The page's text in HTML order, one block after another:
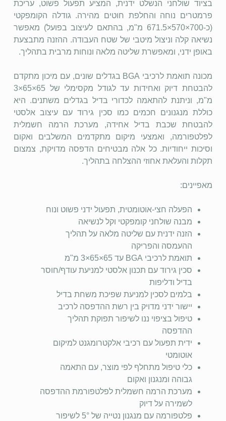
בציוד שולחני הנשלט ידנית, המציע תפעול פשוט, עריכת
פרמטרים נוחה והחלפת חוטים מהירה. גודלה הקומפקטי
(כ-700×570×671.5 מ"מ, בהתאם לעיצוב בפועל) מאפשר
נשיאה קלה וניצול מיטבי של שטח העבודה. ההזנה מתבצעת
באופן ידני, ומאפשרת שליטה מלאה ונוחות מרבית בתהליך.
מכונה תואמת לרכיבי BGA בגדלים שונים, עם מיכון מתקדם
להבטחת דיוק ואחידות עד לגודל מקסימלי של 65×65×3
מ"מ, וניתנת להתאמה לכדורי בדיל בגדלים משתנים. היא
כוללת מנגנונים חכמים כמו סכין גירוד עם עיצוב אלסטי
להבטחת שכבת בדיל אחידה, מערכת הרמה חשמלית
לפלטפורמה, ואמצעי מיקום מתקדמים המשלבים ואקום
וסיכות ייחודיות. כל אלה מבטיחים הדפסה מדויקת, צמצום
תקלות והעלאת אחוזי ההצלחה בתהליך.
מאפיינים:
הפעלה חצי-אוטומטית, תפעול ידני פשוט ונוח
מבנה שולחני קומפקטי וקל לנשיאה
הזנה ידנית עם שליטה מלאה על תהליך
ההעמסה והפריקה
תואמת לרכיבי BGA עד 65×65×3 מ"מ
סכין גירוד עם תכנון אלסטי למניעת עודף/חוסר
בדיל ודליפות
בלמים לסכין למניעת שפיכת משחת בדיל
יישור ידני מדויק בין רשת ההדפסה לרכיב
טיפול בציפוי ננו לשיפור תפוקת תהליך
ההדפסה
ידית תפעול עם רכיבי אלקטרומגנט למיקום
אוטומטי
כלי טיפול מתחלף לפי מוצר, עם התאמה
גבוהה ומנגנון ואקום
מערכת הרמה חשמלית לפלטפורמת ההדפסה
לשמירה על דיוק
פלטפורמה עם מנגנון נטייה של 5° לשיפור